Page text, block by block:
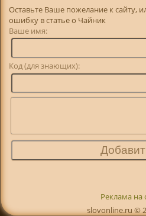
Оставьте Ваше пожелание к сайту,
ошибку в статье о Чайник
Ваше имя:
Код (для знающих):
Реклама на
slovonline.ru ©